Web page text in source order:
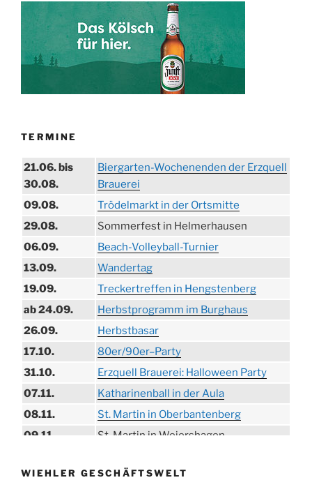
TERMINE
21.06. bis
30.08.
Biergarten-Wochenenden der Erzquell
Brauerei
09.08.
Trödelmarkt in der Ortsmitte
29.08.
Sommerfest in Helmerhausen
06.09.
Beach-Volleyball-Turnier
13.09.
Wandertag
19.09.
Treckertreffen in Hengstenberg
ab 24.09.
Herbstprogramm im Burghaus
26.09.
Herbstbasar
17.10.
80er/90er–Party
31.10.
Erzquell Brauerei: Halloween Party
07.11.
Katharinenball in der Aula
08.11.
St. Martin in Oberbantenberg
09.11.
St. Martin in Weiershagen
11.11.
„DÜX“ im Burghaus
WIEHLER GESCHÄFTSWELT